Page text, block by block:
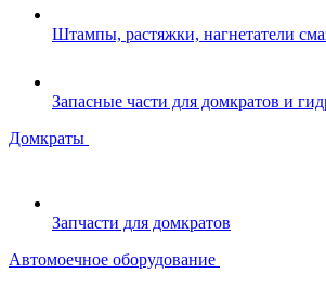
Штампы, растяжки, нагнетатели
Запасные части для домкратов и
Домкраты
Запчасти для домкратов
Автомоечное оборудование